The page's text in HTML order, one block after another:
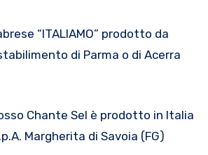
“ITALIAMO” prodotto da
di Parma o di Acerra
Chante Sel è prodotto in Italia
Margherita di Savoia (FG)